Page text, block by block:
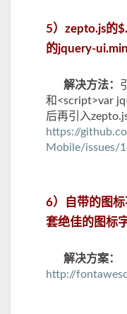
5）zepto.js的
的jquery-
解决方法：
和<script>var
后再引入
https://
Mobile/issues/
6）自带的图
套绝佳的图标
解决方案：
http://